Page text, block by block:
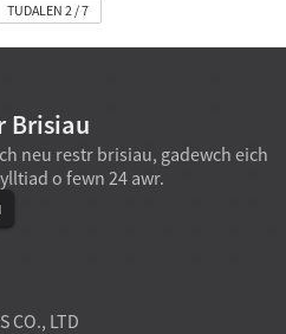
TUDALEN 2 / 7
Brisiau
neu restr brisiau, gadewch eich
o fewn 24 awr.
CO., LTD